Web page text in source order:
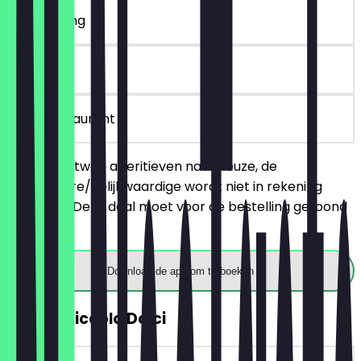
~€ 7 korting
6 dagen
in het restaurant
Je bestelt twee aperitieven naar keuze, de
goedkopere/gelijkwaardige wordt niet in rekening
gebracht. Deze deal moet voor de bestelling getoond
worden.
Download de app om te boeken
GRATIS Piccolo Dolci